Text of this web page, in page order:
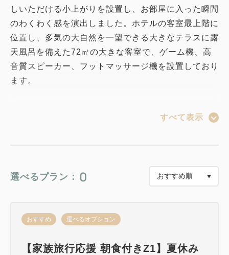
しいただける小上がりを設置し、お部屋に入った瞬間
のわくわく感を演出しました。ホテルの客室最上階に
位置し、多気の大自然を一望できる大きなテラスに露
天風呂を備えた72㎡の大きな客室で、ゲーム機、高
音質スピーカー、フットマッサージ機を設置しており
ます。
設置した3点独立型を導入しております。
すべて表示
選べるプラン： 0
おすすめ 選べるオプション
【家族旅行応援 朝食付きZ1】夏休み